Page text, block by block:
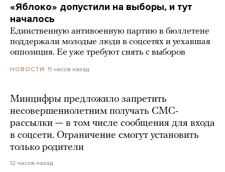
«Яблоко» допустили на выборы, и тут
началось
Единственную антивоенную партию в бюллетене
поддержали молодые люди в соцсетях и уехавшая
оппозиция. Ее уже требуют снять с выборов
НОВОСТИ 11 часов назад
Минцифры предложило запретить
несовершеннолетним получать СМС-
рассылки — в том числе сообщения для входа
в соцсети. Ограничение смогут установить
только родители
12 часов назад